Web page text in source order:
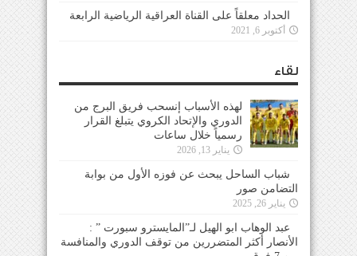
الحداد معلقاً على القناة العراقية الرياضية الرابعة
أكتوبر 6, 2021
لقاء
لهذه الأسباب إنسحب فريق البرج من
الدوري والإتحاد الكروي يتبلغ القرار
رسمياً خلال ساعات
يناير 13, 2026
شباب الساحل يبحث عن فوزه الأول من بوابة
التضامن صور
يناير 26, 2025
عبد الوهاب ابو الهيل لـ”المايسترو سبورت ” :
الأنصار أكثر المتضررين من توقف الدوري والمنافسة